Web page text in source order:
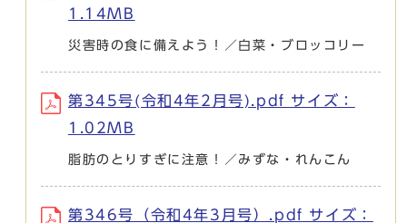
1.14MB
災害時の食に備えよう！／白菜・ブロッコリー
第345号(令和4年2月号).pdf サイズ：
1.02MB
脂肪のとりすぎに注意！／みずな・れんこん
第346号（令和4年3月号）.pdf サイズ：